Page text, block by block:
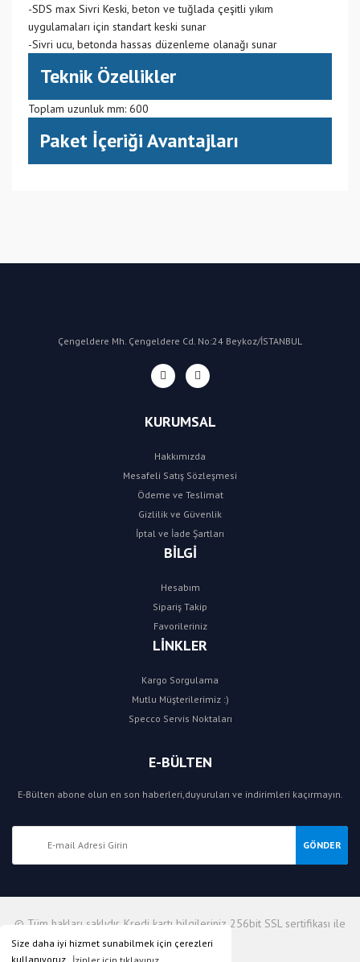
Size daha iyi hizmet sunabilmek için çerezleri
-SDS max Sivri Keski, beton ve tuğlada çeşitli yıkım
uygulamaları için standart keski sunar
-Sivri ucu, betonda hassas düzenleme olanağı sunar
Teknik Özellikler
Toplam uzunluk mm: 600
Paket İçeriği Avantajları
Çengeldere Mh. Çengeldere Cd. No:24 Beykoz/İSTANBUL
KURUMSAL
Hakkımızda
Mesafeli Satış Sözleşmesi
Ödeme ve Teslimat
Gizlilik ve Güvenlik
İptal ve İade Şartları
BİLGİ
Hesabım
Sipariş Takip
Favorileriniz
LİNKLER
Kargo Sorgulama
Mutlu Müşterilerimiz :)
Specco Servis Noktaları
E-BÜLTEN
E-Bülten abone olun en son haberleri,duyuruları ve indirimleri kaçırmayın.
GÖNDER
© Tüm hakları saklıdır. Kredi kartı bilgileriniz 256bit SSL sertifikası ile
korunmaktadır.